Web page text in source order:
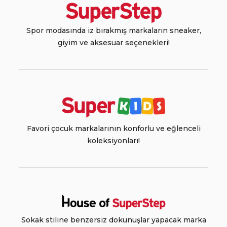
Spor modasında iz bırakmış markaların sneaker,
giyim ve aksesuar seçenekleri!
Favori çocuk markalarının konforlu ve eğlenceli
koleksiyonları!
Sokak stiline benzersiz dokunuşlar yapacak marka